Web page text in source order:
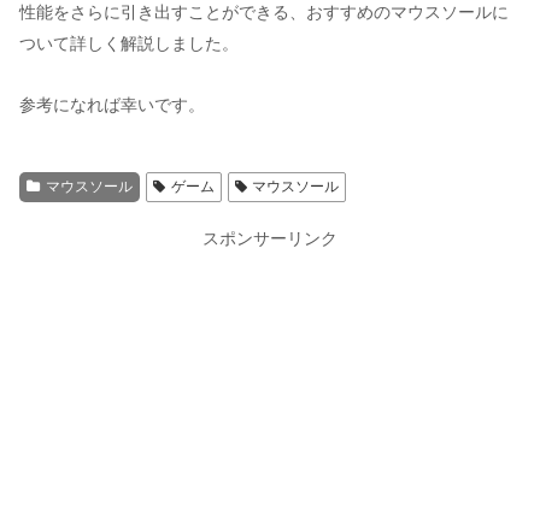
性能をさらに引き出すことができる、おすすめのマウスソールに
ついて詳しく解説しました。
参考になれば幸いです。
マウスソール ゲーム マウスソール
スポンサーリンク